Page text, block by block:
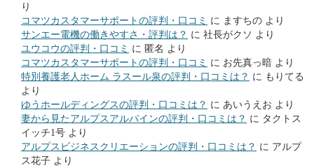
り
コマツカスタマーサポートの評判・口コミ に ますちの より
サンエー電機の働きやすさ・評判は？ に 社長がクソ より
ユウコウの評判・口コミ に 匿名 より
コマツカスタマーサポートの評判・口コミ に お先真っ暗 より
特別養護老人ホーム ラスール泉の評判・口コミは？ に もりてる
より
ゆうホールディングスの評判・口コミは？ に あいうえお より
妻から見たアルプスアルパインの評判・口コミは？ に タクトス
イッチ1号 より
アルプスビジネスクリエーションの評判・口コミは？ に アルプ
ス花子 より